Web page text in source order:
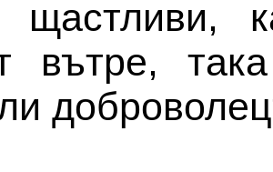
щастливи,
вътре,